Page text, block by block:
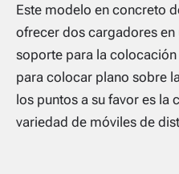
Este modelo en concreto
ofrecer dos cargadores en
soporte para la
para colocar plano sobre
los puntos a su favor es
variedad de móviles de